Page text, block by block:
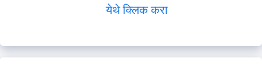
येथे क्लिक करा